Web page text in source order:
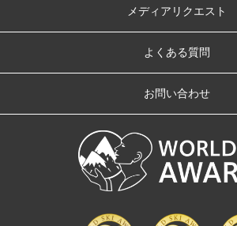
メディアリクエスト
よくある質問
お問い合わせ